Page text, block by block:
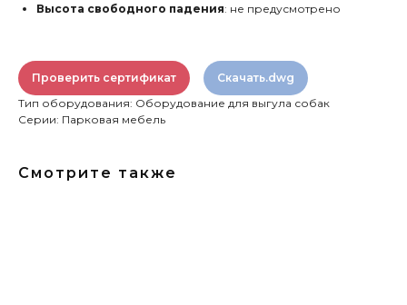
Высота свободного падения: не предусмотрено
Проверить сертификат
Скачать.dwg
Тип оборудования: Оборудование для выгула собак
Серии: Парковая мебель
Смотрите также